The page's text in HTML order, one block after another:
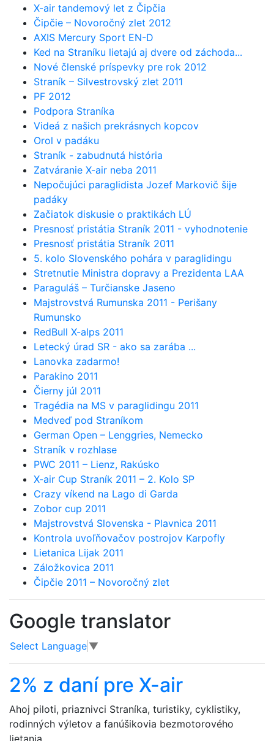
X-air tandemový let z Čipčia
Čipčie – Novoročný zlet 2012
AXIS Mercury Sport EN-D
Ked na Straníku lietajú aj dvere od záchoda...
Nové členské príspevky pre rok 2012
Straník – Silvestrovský zlet 2011
PF 2012
Podpora Straníka
Videá z našich prekrásnych kopcov
Orol v padáku
Straník - zabudnutá história
Zatváranie X-air neba 2011
Nepočujúci paraglidista Jozef Markovič šije
padáky
Začiatok diskusie o praktikách LÚ
Presnosť pristátia Straník 2011 - vyhodnotenie
Presnosť pristátia Straník 2011
5. kolo Slovenského pohára v paraglidingu
Stretnutie Ministra dopravy a Prezidenta LAA
Paraguláš – Turčianske Jaseno
Majstrovstvá Rumunska 2011 - Perišany
Rumunsko
RedBull X-alps 2011
Letecký úrad SR - ako sa zarába ...
Lanovka zadarmo!
Parakino 2011
Čierny júl 2011
Tragédia na MS v paraglidingu 2011
Medveď pod Straníkom
German Open – Lenggries, Nemecko
Straník v rozhlase
PWC 2011 – Lienz, Rakúsko
X-air Cup Straník 2011 – 2. Kolo SP
Crazy víkend na Lago di Garda
Zobor cup 2011
Majstrovstvá Slovenska - Plavnica 2011
Kontrola uvoľňovačov postrojov Karpofly
Lietanica Lijak 2011
Záložkovica 2011
Čipčie 2011 – Novoročný zlet
Google translator
Select Language ▼
2% z daní pre X-air
Ahoj piloti, priaznivci Straníka, turistiky, cyklistiky,
rodinných výletov a fanúšikovia bezmotorového